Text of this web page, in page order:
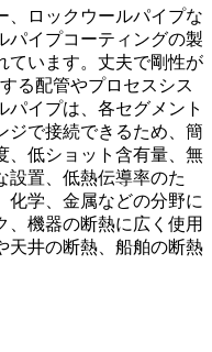
、ロックウールパイプな
パイプコーティングの製
ています。丈夫で剛性が
る配管やプロセスシス
パイプは、各セグメント
ジで接続できるため、簡
、低ショット含有量、無
設置、低熱伝導率のた
化学、金属などの分野に
、機器の断熱に広く使用
天井の断熱、船舶の断熱